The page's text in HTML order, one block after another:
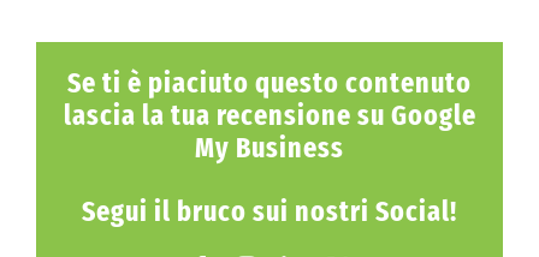
Se ti è piaciuto questo contenuto
lascia la tua recensione su Google
My Business
Segui il bruco sui nostri Social!